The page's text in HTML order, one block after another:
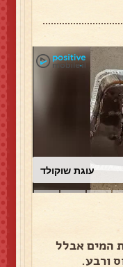
עוגת שוקולד
המים אבלל
ורבע.